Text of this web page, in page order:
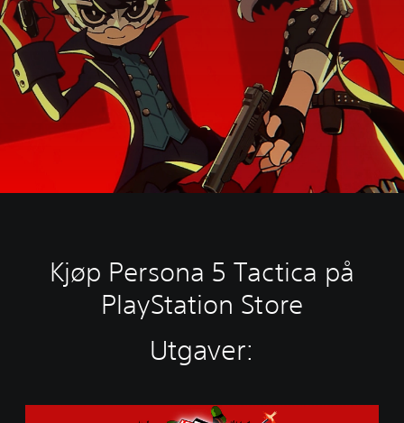
Kjøp Persona 5 Tactica på
PlayStation Store
Utgaver: